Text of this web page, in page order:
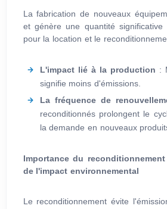
La fabrication de nouveaux
et génère une quantité significative
pour la location et le
L'impact lié à la production :
signifie moins d'émissions.
La fréquence de
reconditionnés prolongent le
la demande en nouveaux
Importance du
de l'impact environnemental
Le reconditionnement évite